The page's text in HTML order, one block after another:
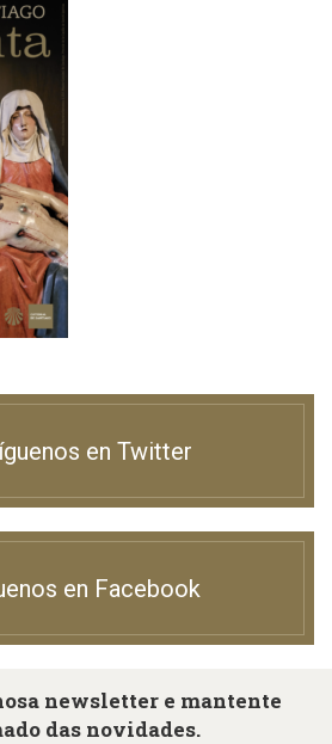
en Twitter
en Facebook
newsletter e mantente
das novidades.